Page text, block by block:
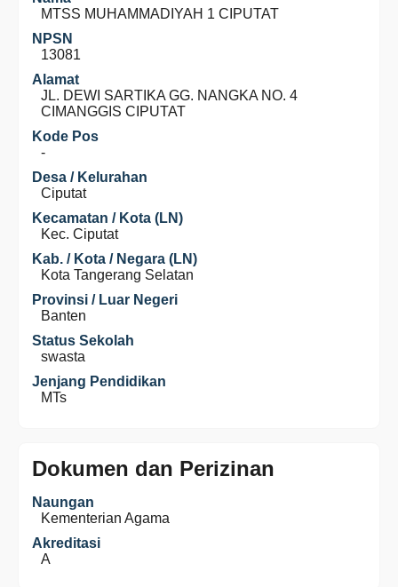
MTSS MUHAMMADIYAH 1 CIPUTAT
NPSN
13081
Alamat
JL. DEWI SARTIKA GG. NANGKA NO. 4
CIMANGGIS CIPUTAT
Kode Pos
-
Desa / Kelurahan
Ciputat
Kecamatan / Kota (LN)
Kec. Ciputat
Kab. / Kota / Negara (LN)
Kota Tangerang Selatan
Provinsi / Luar Negeri
Banten
Status Sekolah
swasta
Jenjang Pendidikan
MTs
Dokumen dan Perizinan
Naungan
Kementerian Agama
Akreditasi
A